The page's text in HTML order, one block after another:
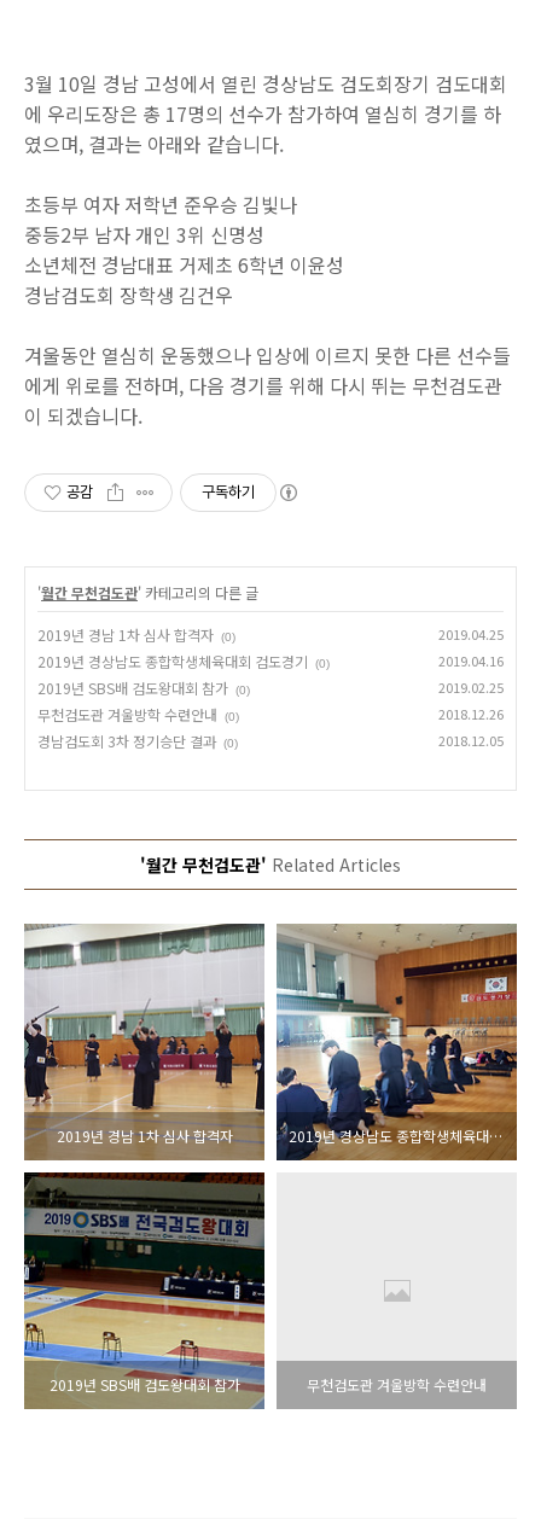
3월 10일 경남 고성에서 열린 경상남도 검도회장기 검도대회
에 우리도장은 총 17명의 선수가 참가하여 열심히 경기를 하
였으며, 결과는 아래와 같습니다.
초등부 여자 저학년 준우승 김빛나
중등2부 남자 개인 3위 신명성
소년체전 경남대표 거제초 6학년 이윤성
경남검도회 장학생 김건우
겨울동안 열심히 운동했으나 입상에 이르지 못한 다른 선수들
에게 위로를 전하며, 다음 경기를 위해 다시 뛰는 무천검도관
이 되겠습니다.
공감 구독하기
'월간 무천검도관' 카테고리의 다른 글
2019년 경남 1차 심사 합격자 (0) 2019.04.25
2019년 경상남도 종합학생체육대회 검도경기 (0) 2019.04.16
2019년 SBS배 검도왕대회 참가 (0) 2019.02.25
무천검도관 겨울방학 수련안내 (0) 2018.12.26
경남검도회 3차 정기승단 결과 (0) 2018.12.05
'월간 무천검도관' Related Articles
2019년 경남 1차 심사 합격자 2019년 경상남도 종합학생체육대회 검도경기
2019년 SBS배 검도왕대회 참가 무천검도관 겨울방학 수련안내